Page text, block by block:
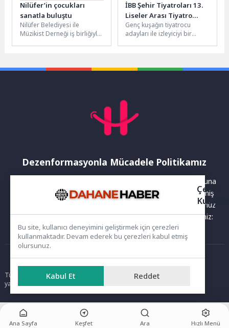
Nilüfer’in çocukları
sanatla buluştu
Nilüfer Belediyesi ile
Müzikist Derneği iş birliğiyle
İBB Şehir Tiyatroları 13.
Liseler Arası Tiyatro
Buluşması Başvuruları
Başlıyor
Genç kuşağın tiyatrocu
adayları ile izleyiciyi bir
Dezenformasyonla Mücadele Politikamız
Yayınlanan haberler doğruluk ilkesi gözetilerek hazırlanır. Buna
rağmen bazı içeriklerde eksik, hatalı veya güncelliğini yitirmiş
bilgiler bulunabilir.Yanlış veya yanıltıcı olduğunu düşündüğünüz
haberleri aşağıdaki iletişim kanallarından bize bildirebilirsiniz:
Ana Sayfa
Tüm hakları saklıdır. Sitede yer alan içerikler izinsiz kopyalanamaz,
yayımlanamaz ve kullanılamaz.
Ana Sayfa Keşfet Ara Hızlı Menü
Çerez
Bu site, kullanıcı deneyimini geliştirmek için çerezleri
kullanmaktadır. Devam ederek bu çerezleri kabul etmiş
olursunuz.
Kabul Et Reddet